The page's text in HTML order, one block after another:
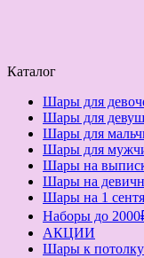
Каталог
Шары для
Шары для
Шары для
Шары для
Шары на
Шары на
Шары на 1
Наборы до
АКЦИИ
Шары к потолку